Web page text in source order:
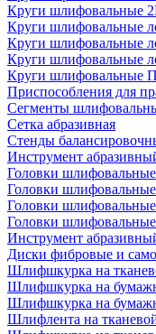
Круги
Круги шлифовальные
Круги шлифовальные
Круги шлифовальные
Круги шлифовальные
Приспособления для
Сегменты
Сетка абразивная
Стенды
Инструмент
Головки
Головки
Головки
Головки
Инструмент
Диски фибровые и
Шлифшкурка на
Шлифшкурка на
Шлифшкурка на
Шлифлента на